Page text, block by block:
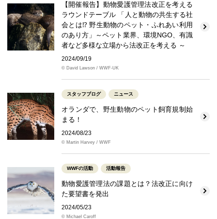
【開催報告】動物愛護管理法改正を考える
ラウンドテーブル 「人と動物の共生する社
会とは⁉ 野生動物のペット・ふれあい利用
のあり方」～ペット業界、環境NGO、有識
者など多様な立場から法改正を考える ～
2024/09/19
© David Lawson / WWF-UK
スタッフブログ ニュース
オランダで、野生動物のペット飼育規制始
まる！
2024/08/23
© Martin Harvey / WWF
WWFの活動 活動報告
動物愛護管理法の課題とは？法改正に向け
た要望書を発出
2024/05/23
© Michael Caroff